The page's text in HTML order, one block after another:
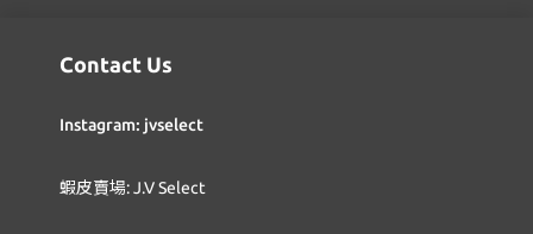
Contact Us
Instagram: jvselect
蝦皮賣場: J.V Select